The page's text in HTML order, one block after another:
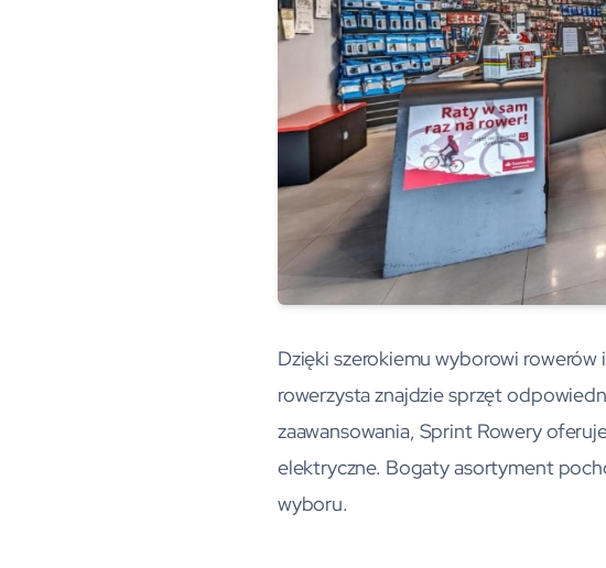
Dzięki szerokiemu wyborowi
rowerzysta znajdzie sprzęt
zaawansowania, Sprint Rowery
elektryczne. Bogaty asortyment
wyboru.